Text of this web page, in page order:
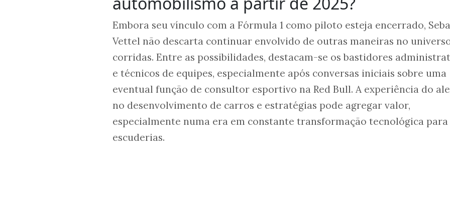
Embora seu vínculo com a Fórmula 1 como piloto esteja encerrado,
Vettel não descarta continuar envolvido de outras maneiras no
corridas. Entre as possibilidades, destacam-se os bastidores
e técnicos de equipes, especialmente após conversas iniciais sobre uma
eventual função de consultor esportivo na Red Bull. A experiência do
no desenvolvimento de carros e estratégias pode agregar valor,
especialmente numa era em constante transformação tecnológica para
escuderias.